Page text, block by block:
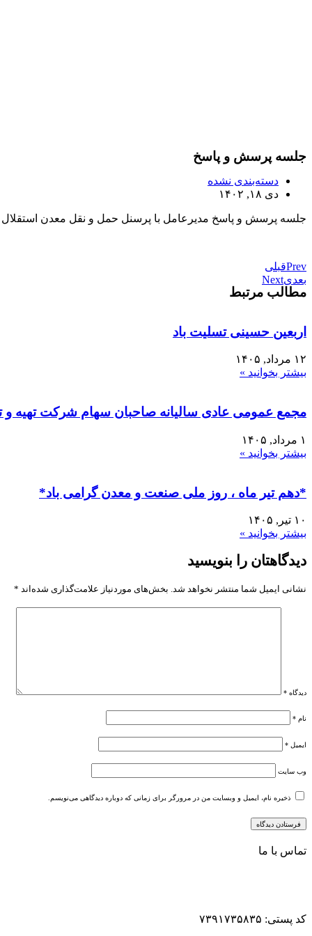
جلسه پرسش و پاسخ
دسته‌بندی نشده
دی ۱۸, ۱۴۰۲
جلسه پرسش و پاسخ مدیرعامل با پرسنل حمل و نقل معدن استقلال
Prevقبلی
بعدیNext
مطالب مرتبط
اربعین حسینی تسلیت باد
۱۲ مرداد, ۱۴۰۵
بیشتر بخوانید »
مجمع عمومی عادی سالیانه صاحبان سهام شرکت تهیه و
۱ مرداد, ۱۴۰۵
بیشتر بخوانید »
*دهم تیر ماه ، روز ملی صنعت و معدن گرامی باد*
۱۰ تیر, ۱۴۰۵
بیشتر بخوانید »
دیدگاهتان را بنویسید
نشانی ایمیل شما منتشر نخواهد شد. بخش‌های موردنیاز علامت‌گذاری شده‌اند *
دیدگاه *
نام *
ایمیل *
وب‌ سایت
ذخیره نام، ایمیل و وبسایت من در مرورگر برای زمانی که دوباره دیدگاهی می‌نویسم.
تماس با ما
کد پستی: ۷۳۹۱۷۳۵۸۳۵